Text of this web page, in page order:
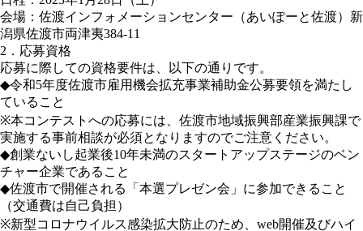
会場：佐渡インフォメーションセンター（あいぽーと佐渡）新
潟県佐渡市両津夷384-11
2．応募資格
応募に際しての資格要件は、以下の通りです。
◆令和5年度佐渡市雇用機会拡充事業補助金公募要領を満たし
ていること
※本コンテストへの応募には、佐渡市地域振興部産業振興課で
実施する事前相談が必須となりますのでご注意ください。
◆創業ないし起業後10年未満のスタートアップステージのベン
チャー企業であること
◆佐渡市で開催される「本選プレゼン会」に参加できること
（交通費は自己負担）
※新型コロナウイルス感染拡大防止のため、web開催及びハイ